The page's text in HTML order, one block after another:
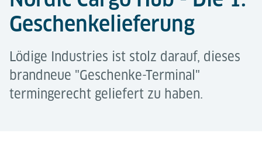
Geschenkelieferung
Lödige Industries ist stolz darauf, dieses
brandneue "Geschenke-Terminal"
termingerecht geliefert zu haben.